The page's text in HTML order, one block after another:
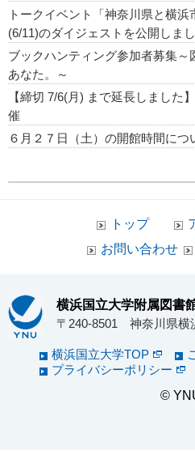
トークイベント「神奈川県と横浜
(6/11)のダイジェストを公開しま
ブックハンティング参加者募集～
あなた。～
【締切 7/6(月) まで延長しました
催
６月２７日（土）の開館時間につ
トップ
お問い合わせ
横浜国立大学附属図書
〒240-8501 神奈川県横
横浜国立大学TOP
プライバシーポリシー
©